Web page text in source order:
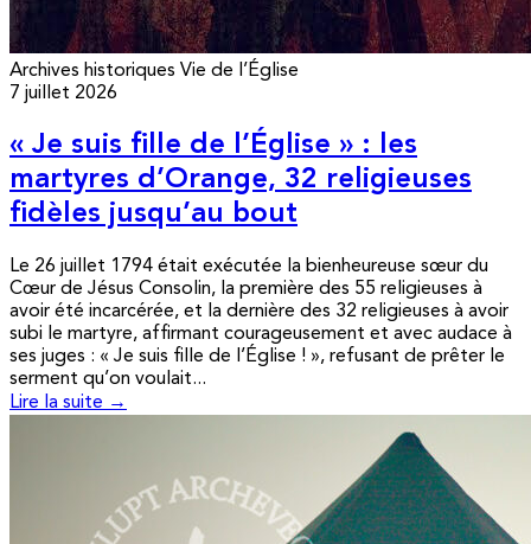
Archives historiques Vie de l’Église
7 juillet 2026
« Je suis fille de l’Église » : les
martyres d’Orange, 32 religieuses
fidèles jusqu’au bout
Le 26 juillet 1794 était exécutée la bienheureuse sœur du
Cœur de Jésus Consolin, la première des 55 religieuses à
avoir été incarcérée, et la dernière des 32 religieuses à avoir
subi le martyre, affirmant courageusement et avec audace à
ses juges : « Je suis fille de l’Église ! », refusant de prêter le
serment qu’on voulait...
Lire la suite →